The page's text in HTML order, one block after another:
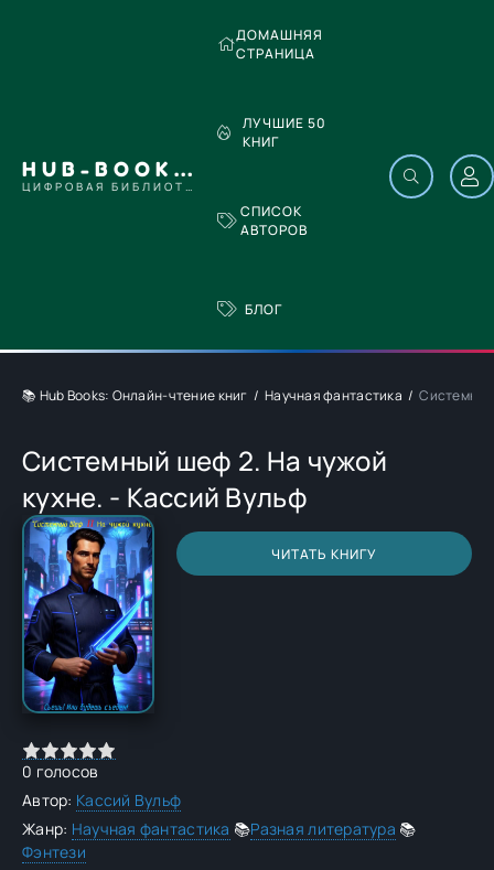
HUB-BOOKS.COM
ЦИФРОВАЯ БИБЛИОТЕКА
ДОМАШНЯЯ
СТРАНИЦА
ЛУЧШИЕ 50
КНИГ
СПИСОК
АВТОРОВ
БЛОГ
📚 Hub Books: Онлайн-чтение книг Научная фантастика
Системный шеф 2. На чужой
кухне. - Кассий Вульф
ЧИТАТЬ КНИГУ
0 голосов
Автор: Кассий Вульф
Жанр: Научная фантастика 📚Разная литература 📚
Фэнтези